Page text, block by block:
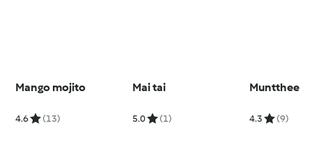
Mango mojito
4.6 (13)
Mai tai
5.0 (1)
Muntthee
4.3 (9)